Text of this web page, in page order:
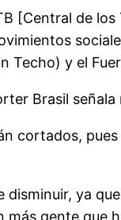
[Central de
Techo) y el
Brasil
cortados,
disminuir, ya
gente que